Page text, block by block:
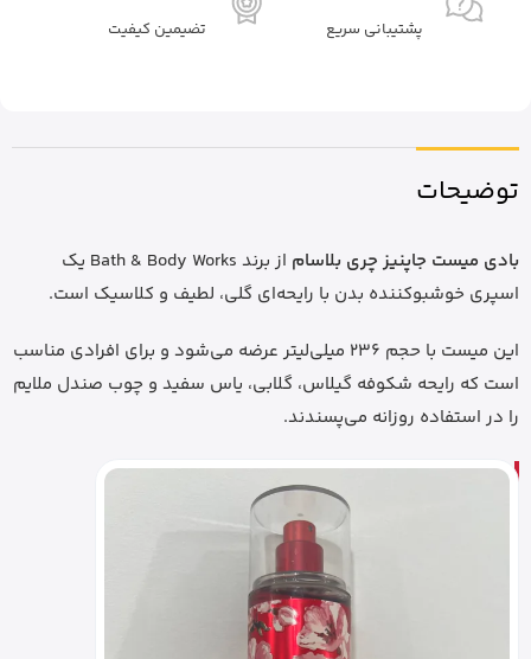
پشتیبانی سریع تضیمین کیفیت
توضیحات
بادی میست جاپنیز چری بلاسام
از برند Bath & Body Works یک
اسپری خوشبوکننده بدن با رایحه‌ای گلی، لطیف و کلاسیک است.
این میست با حجم 236 میلی‌لیتر عرضه می‌شود و برای افرادی مناسب
است که رایحه شکوفه گیلاس، گلابی، یاس سفید و چوب صندل ملایم
را در استفاده روزانه می‌پسندند.